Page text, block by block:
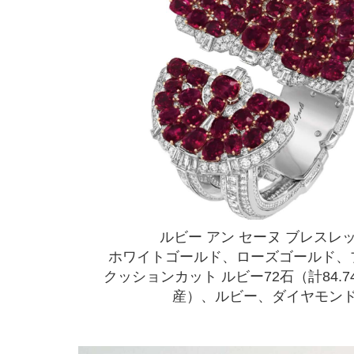
ルビー アン セーヌ ブレスレ
ホワイトゴールド、ローズゴールド
クッションカット ルビー72石（計
産）、ルビー、ダイヤモン